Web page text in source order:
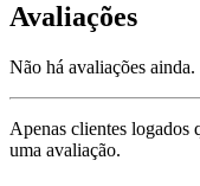
Avaliações
Não há avaliações ainda.
Apenas clientes logados
uma avaliação.